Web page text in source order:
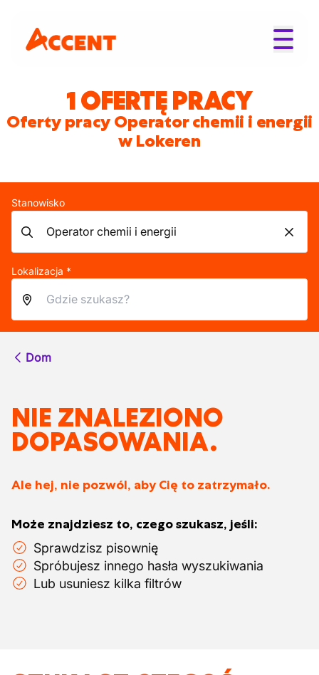
1 OFERTĘ PRACY
Oferty pracy Operator chemii i energii
w Lokeren
Stanowisko
Lokalizacja *
Dom
NIE ZNALEZIONO
DOPASOWANIA.
Ale hej, nie pozwól, aby Cię to zatrzymało.
Może znajdziesz to, czego szukasz, jeśli:
Sprawdzisz pisownię
Spróbujesz innego hasła wyszukiwania
Lub usuniesz kilka filtrów